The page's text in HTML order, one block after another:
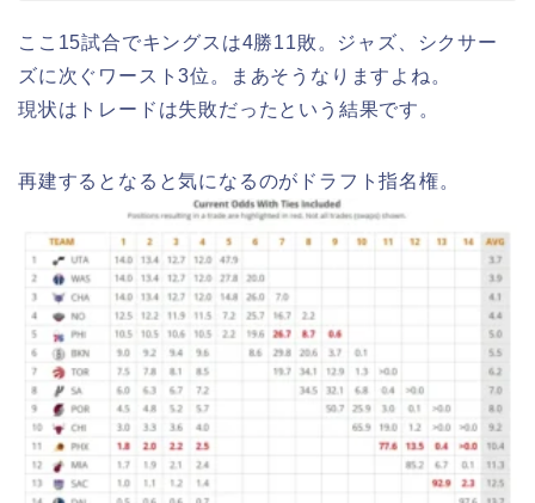
ここ15試合でキングスは4勝11敗。ジャズ、シクサー
ズに次ぐワースト3位。まあそうなりますよね。
現状はトレードは失敗だったという結果です。
再建するとなると気になるのがドラフト指名権。